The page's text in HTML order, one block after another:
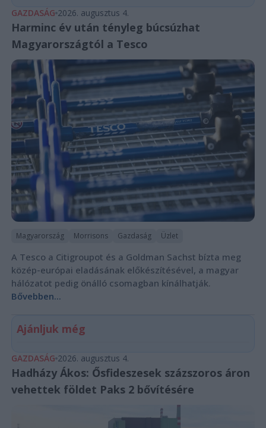
GAZDASÁG 2026. augusztus 4.
Harminc év után tényleg búcsúzhat
Magyarországtól a Tesco
Magyarország Morrisons Gazdaság Üzlet
A Tesco a Citigroupot és a Goldman Sachst bízta meg
közép-európai eladásának előkészítésével, a magyar
hálózatot pedig önálló csomagban kínálhatják.
Bővebben...
Ajánljuk még
GAZDASÁG 2026. augusztus 4.
Hadházy Ákos: Ősfideszesek százszoros áron
vehettek földet Paks 2 bővítésére